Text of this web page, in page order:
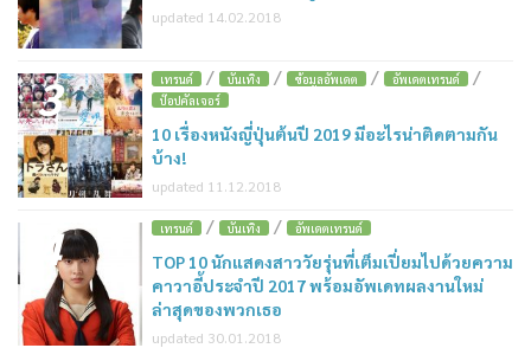
updated 14.02.2018
3 เทรนด์ / บันเทิง / ข้อมูลอัพเดต / อัพเดตเทรนด์ /
ป๊อปคัลเจอร์
10 เรื่องหนังญี่ปุ่นต้นปี 2019 มีอะไรน่าติดตามกัน
บ้าง!
updated 11.12.2018
4 เทรนด์ / บันเทิง / อัพเดตเทรนด์
TOP 10 นักแสดงสาววัยรุ่นที่เต็มเปี่ยมไปด้วยความ
คาวาอี้ประจำปี 2017 พร้อมอัพเดทผลงานใหม่
ล่าสุดของพวกเธอ
updated 30.01.2018